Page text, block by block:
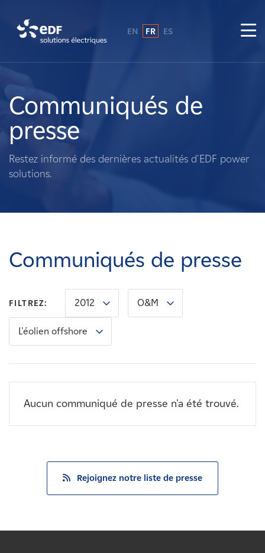
A propos de nous
Ce que nous faisons
Propriétaires fonciers
Carrières
Nouvelles
Contactez-nous
EN FR ES
Communiqués de
presse
Restez informé des dernières actualités d'EDF power
solutions.
Communiqués de presse
FILTREZ: 2012 O&M
L'éolien offshore
Aucun communiqué de presse n'a été trouvé.
Rejoignez notre liste de presse